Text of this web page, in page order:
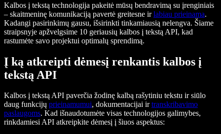
Kalbos į tekstą technologija pakeitė mūsų bendravimą su įrenginiais
– skaitmeninę komunikaciją pavertė greitesne irlabiau prieinama.
Kadangi pasirinkimų gausu, išsirinkti tinkamiausią nelengva. Šiame
straipsnyje apžvelgsime 10 geriausių kalbos į tekstą API, kad
rastumėte savo projektui optimalų sprendimą.
Į ką atkreipti dėmesį renkantis kalbos į
tekstą API
Kalbos į tekstą API paverčia žodinę kalbą rašytiniu tekstu ir siūlo
daug funkcijų prieinamumui, dokumentacijai irtranskribavimo
paslaugoms. Kad išnaudotumėte visas technologijos galimybes,
rinkdamiesi API atkreipkite dėmesį į šiuos aspektus: